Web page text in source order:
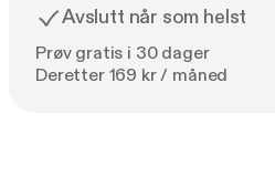
Avslutt når som helst
Prøv gratis i 30 dager
Deretter 169 kr / måned